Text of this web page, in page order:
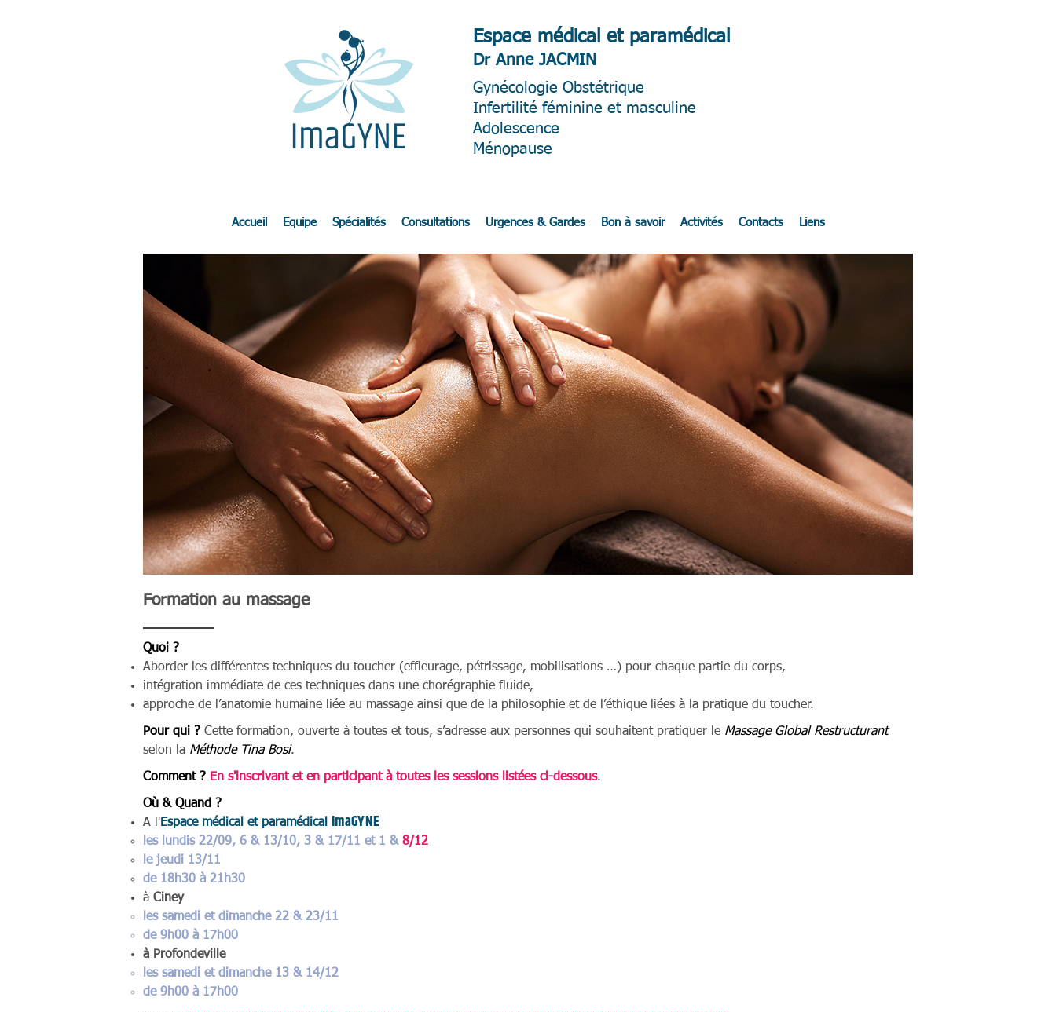
Espace médical et paramédical
Dr Anne JACMIN
Gynécologie Obstétrique
Infertilité féminine et masculine
Adolescence
Ménopause
Accueil Equipe Spécialités Consultations Urgences & Gardes Bon à savoir Activités Contacts Liens
Formation au massage
Quoi ?
Aborder les différentes techniques du toucher (effleurage, pétrissage, mobilisations …) pour chaque partie du corps,
intégration immédiate de ces techniques dans une chorégraphie fluide,
approche de l’anatomie humaine liée au massage ainsi que de la philosophie et de l’éthique liées à la pratique du toucher.
Pour qui ? Cette formation, ouverte à toutes et tous, s’adresse aux personnes qui souhaitent pratiquer le Massage Global Restructurant
selon la Méthode Tina Bosi.
Comment ? En s'inscrivant et en participant à toutes les sessions listées ci-dessous.
Où & Quand ?
A l'Espace médical et paramédical ImaGYNE
les lundis 22/09, 6 & 13/10, 3 & 17/11 et 1 & 8/12
le jeudi 13/11
de 18h30 à 21h30
à Ciney
les samedi et dimanche 22 & 23/11
de 9h00 à 17h00
à Profondeville
les samedi et dimanche 13 & 14/12
de 9h00 à 17h00